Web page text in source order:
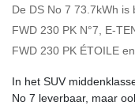
De DS No 7 73.7kWh is
FWD 230 PK N°7, E-
FWD 230 PK ÉTOILE en
In het SUV
No 7 leverbaar, maar